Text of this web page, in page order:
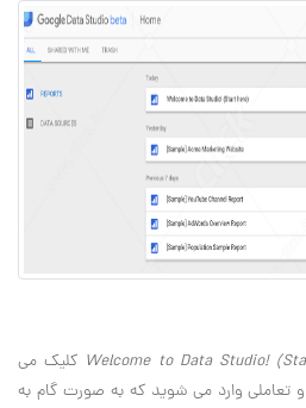
کلیک می
وارد می شوید که به صورت گام به